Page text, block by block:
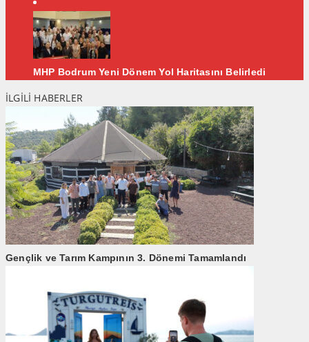
MHP Bodrum Yeni Dönem Yol Haritasını Belirledi
İLGİLİ HABERLER
Gençlik ve Tarım Kampının 3. Dönemi Tamamlandı